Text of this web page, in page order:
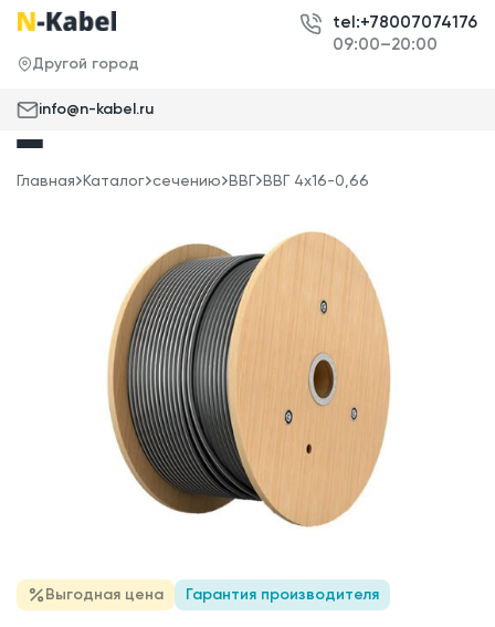
Другой город
tel:+78007074176
09:00–20:00
info@n-kabel.ru
Главная Каталог сечению ВВГ ВВГ 4x16-0,66
Выгодная цена Гарантия производителя